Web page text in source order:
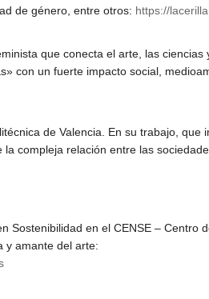
de género, entre otros: https://
que conecta el arte, las ciencias
con un fuerte impacto social,
de Valencia. En su trabajo, que
compleja relación entre las
Sostenibilidad en el CENSE – Centro
y amante del arte: